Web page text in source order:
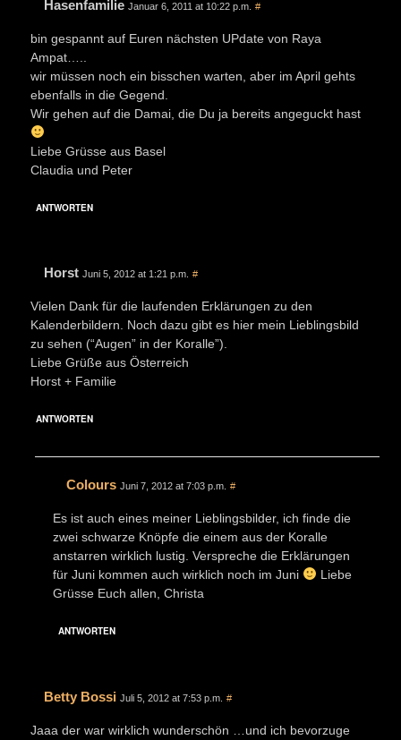
Hasenfamilie Januar 6, 2011 at 10:22 p.m. #
bin gespannt auf Euren nächsten UPdate von Raya
Ampat…..
wir müssen noch ein bisschen warten, aber im April gehts
ebenfalls in die Gegend.
Wir gehen auf die Damai, die Du ja bereits angeguckt hast
Liebe Grüsse aus Basel
Claudia und Peter
ANTWORTEN
Horst Juni 5, 2012 at 1:21 p.m. #
Vielen Dank für die laufenden Erklärungen zu den
Kalenderbildern. Noch dazu gibt es hier mein Lieblingsbild
zu sehen (“Augen” in der Koralle”).
Liebe Grüße aus Österreich
Horst + Familie
ANTWORTEN
Colours Juni 7, 2012 at 7:03 p.m. #
Es ist auch eines meiner Lieblingsbilder, ich finde die
zwei schwarze Knöpfe die einem aus der Koralle
anstarren wirklich lustig. Verspreche die Erklärungen
für Juni kommen auch wirklich noch im Juni
Liebe
Grüsse Euch allen, Christa
ANTWORTEN
Betty Bossi Juli 5, 2012 at 7:53 p.m. #
Jaaa der war wirklich wunderschön …und ich bevorzuge